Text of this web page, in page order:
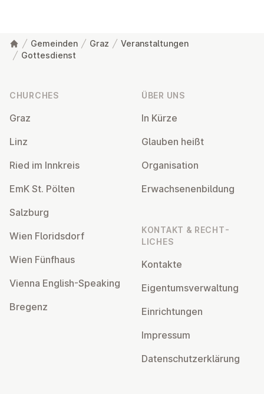
Gemeinden Graz
Veranstaltungen
Gottesdienst
CHURCHES
Graz
Linz
Ried im Innkreis
EmK St. Pölten
Salzburg
Wien Flor­idsdorf
Wien Fünfhaus
Vienna English-Speaking
Bregenz
ÜBER UNS
In Kürze
Glauben heißt
Or­gan­isa­tion
Er­wach­sen­en­bildung
KONTAKT & RECHT­
LICHES
Kontakte
Ei­gentums­ver­wal­tung
Ein­rich­tun­gen
Impressum
Datens­chutzerklärung